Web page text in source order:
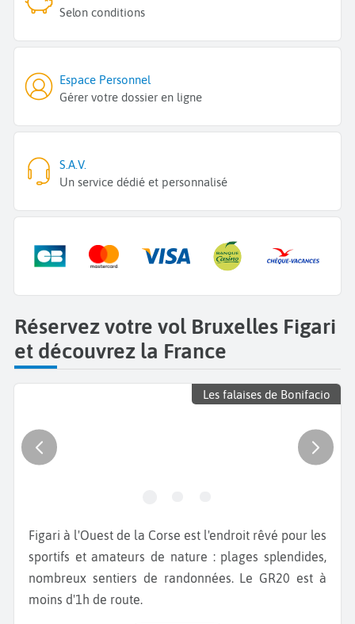
Selon conditions
Espace Personnel
Gérer votre dossier en ligne
S.A.V.
Un service dédié et personnalisé
Réservez votre vol Bruxelles Figari
et découvrez la France
Les falaises de Bonifacio
Figari à l'Ouest de la Corse est l'endroit rêvé pour les
sportifs et amateurs de nature : plages splendides,
nombreux sentiers de randonnées. Le GR20 est à
moins d'1h de route.